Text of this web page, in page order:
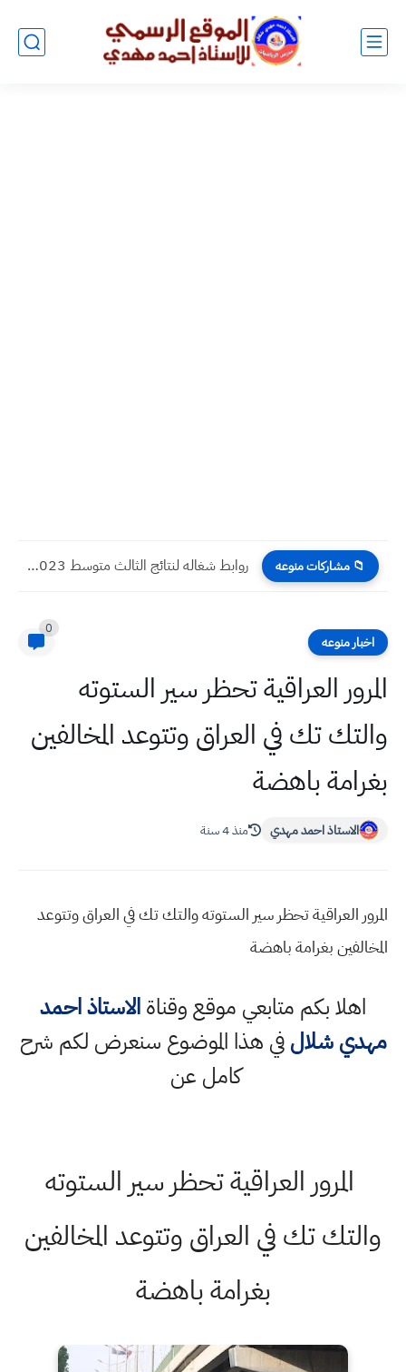
📁 مشاركات منوعه روابط شغاله لنتائج الثالث متوسط 2023 الدور الاول بصيغة pdf...
اخبار منوعه
0
المرور العراقية تحظر سير الستوته
والتك تك في العراق وتتوعد المخالفين
بغرامة باهضة
الاستاذ احمد مهدي منذ 4 سنة
المرور العراقية تحظر سير الستوته والتك تك في العراق وتتوعد
المخالفين بغرامة باهضة
اهلا بكم متابعي موقع وقناةالاستاذ احمد
مهدي شلالفي هذا الموضوع سنعرض لكم شرح
كامل عن
المرور العراقية تحظر سير الستوته
والتك تك في العراق وتتوعد المخالفين
بغرامة باهضة